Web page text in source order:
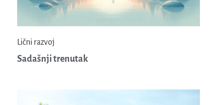
Lični razvoj
Sadašnji trenutak